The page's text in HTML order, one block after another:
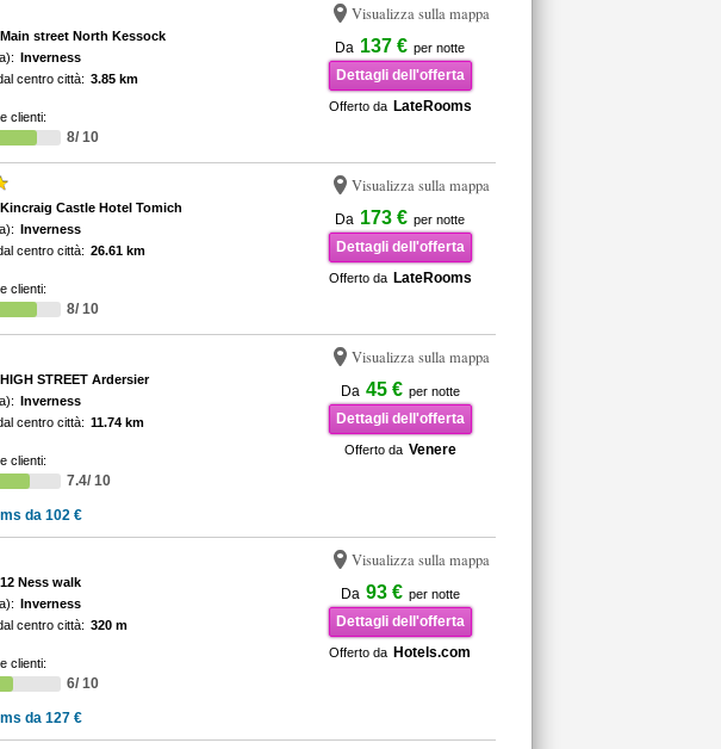
Visualizza sulla mappa
Da 137 € per notte
Dettagli dell'offerta
Offerto da LateRooms
Main street North Kessock
Inverness
centro città: 3.85 km
clienti:
8/ 10
Visualizza sulla mappa
Da 173 € per notte
Dettagli dell'offerta
Offerto da LateRooms
Kincraig Castle Hotel Tomich
Inverness
centro città: 26.61 km
clienti:
8/ 10
Visualizza sulla mappa
Da 45 € per notte
Dettagli dell'offerta
Offerto da Venere
HIGH STREET Ardersier
Inverness
centro città: 11.74 km
clienti:
7.4/ 10
da 102 €
Visualizza sulla mappa
Da 93 € per notte
Dettagli dell'offerta
Offerto da Hotels.com
12 Ness walk
Inverness
centro città: 320 m
clienti:
6/ 10
da 127 €